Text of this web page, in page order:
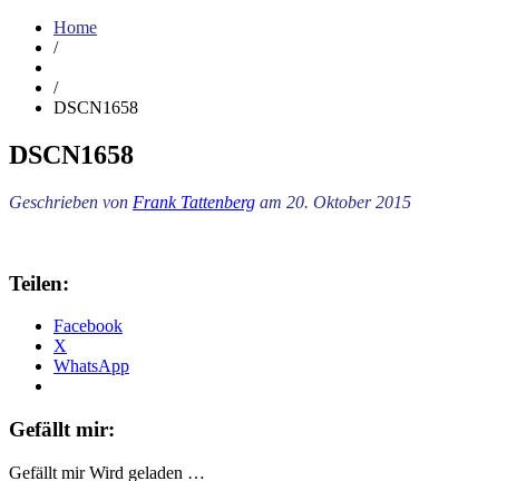
Home
/
/
DSCN1658
DSCN1658
Geschrieben von Frank Tattenberg am 20. Oktober 2015
Teilen:
Facebook
X
WhatsApp
Gefällt mir:
Gefällt mir Wird geladen …